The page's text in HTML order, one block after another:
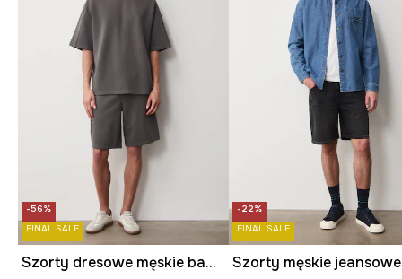
-56%
FINAL SALE
Szorty dresowe męskie bawełniane
-22%
FINAL SALE
Szorty męskie jeansowe